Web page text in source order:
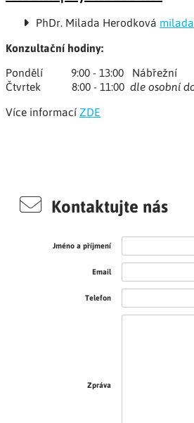
PhDr. Milada Herodková
Konzultační hodiny:
Pondělí 9:00 - 13:00 Nábřežní
Čtvrtek 8:00 - 11:00 dle osobní
Více informací ZDE
Kontaktujte nás
Jméno a příjmení
Email
Telefon
Zpráva